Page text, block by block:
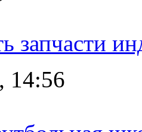
запчасти
14:56